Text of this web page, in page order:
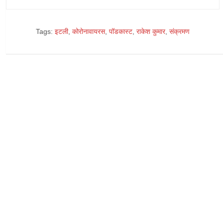
Tags: इटली, कोरोनावायरस, पॉडकास्ट राकेश कुमार, संक्रमण